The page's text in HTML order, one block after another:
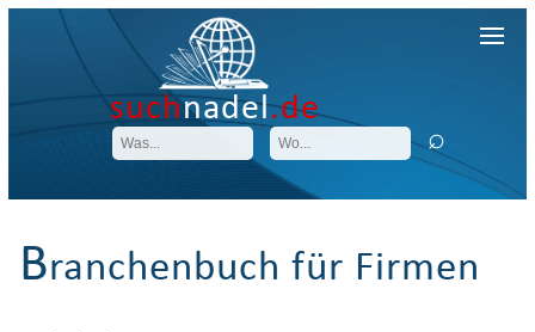
suchnadel.de
Branchenbuch für Firmen